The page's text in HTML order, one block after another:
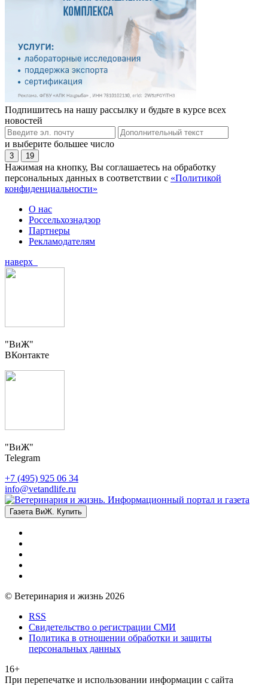
Подпишитесь на нашу рассылку и будьте в курсе всех
новостей
и выберите большее число
3 19
Нажимая на кнопку, Вы соглашаетесь на обработку
персональных данных в соответствии с «Политикой
конфиденциальности»
О нас
Россельхознадзор
Партнеры
Рекламодателям
наверх
"ВиЖ"
ВКонтакте
"ВиЖ"
Telegram
+7 (495) 925 06 34
info@vetandlife.ru
Газета ВиЖ. Купить
© Ветеринария и жизнь 2026
RSS
Свидетельство о регистрации СМИ
Политика в отношении обработки и защиты
персональных данных
16+
При перепечатке и использовании информации с сайта